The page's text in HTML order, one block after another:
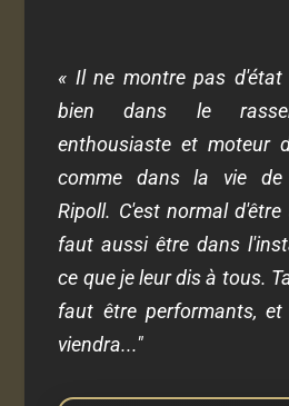
« Il ne montre pas
bien dans le
enthousiaste et moteur
comme dans la vie de
Ripoll. C'est normal
faut aussi être dans
ce que je leur dis à tous.
faut être performants,
viendra..."